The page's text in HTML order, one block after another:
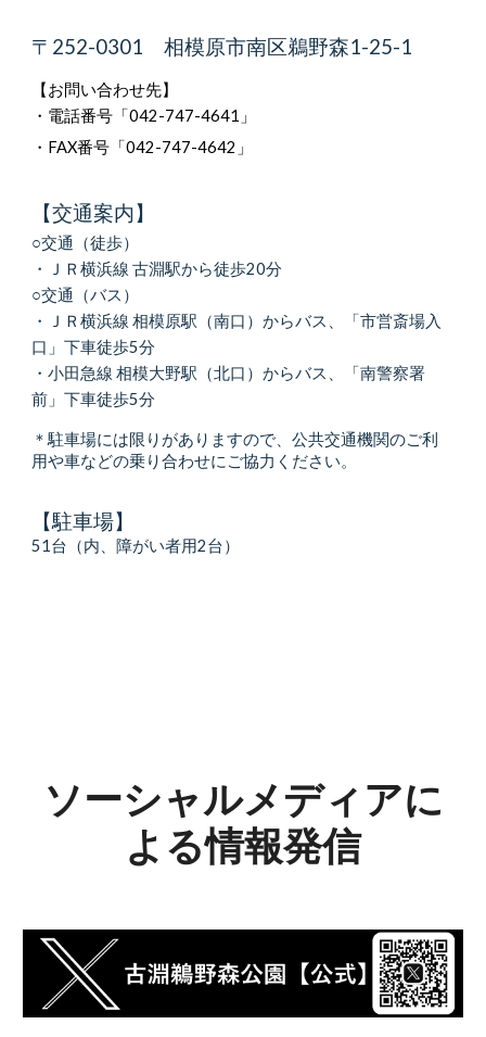
〒252-0301 相模原市南区鵜野森1-25-1
【お問い合わせ先】
・電話番号「042-747-4641」
・FAX番号「042-747-4642」
【交通案内】
○交通（徒歩）
・ＪＲ横浜線 古淵駅から徒歩20分
○交通（バス）
・ＪＲ横浜線 相模原駅（南口）からバス、「市営斎場入
口」下車徒歩5分
・小田急線 相模大野駅（北口）からバス、「南警察署
前」下車徒歩5分
＊駐車場には限りがありますので、公共交通機関のご利
用や車などの乗り合わせにご協力ください。
【駐車場】
51台（内、障がい者用2台）
ソーシャルメディアに
よる情報発信